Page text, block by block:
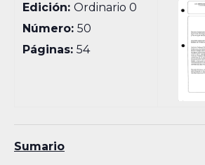
Edición:Ordinario 0
Número:50
Páginas:54
Sumario